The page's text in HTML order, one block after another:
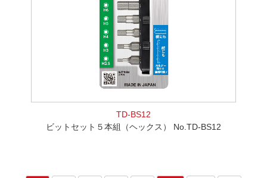
TD-BS12
ビットセット５本組（ヘックス） No.TD-BS12